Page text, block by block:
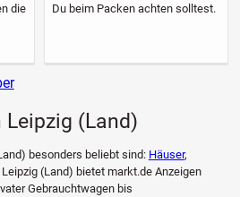
die
Du beim Packen achten solltest.
Leipzig (Land)
besonders beliebt sind: Häuser,
Leipzig (Land) bietet markt.de Anzeigen
Gebrauchtwagen bis